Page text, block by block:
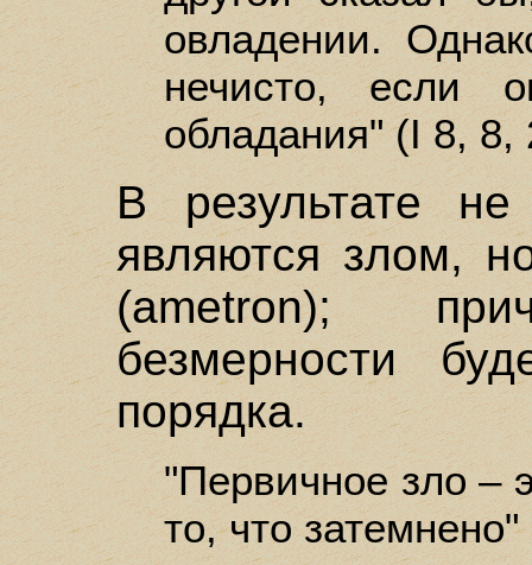
овладении.
нечисто, если
обладания" (I 8, 8,
В результате
являются злом,
(ametron);
безмерности
порядка.
"Первичное зло –
то, что